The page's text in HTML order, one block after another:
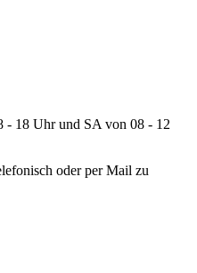
- 18 Uhr und SA von 08 - 12
oder per Mail zu